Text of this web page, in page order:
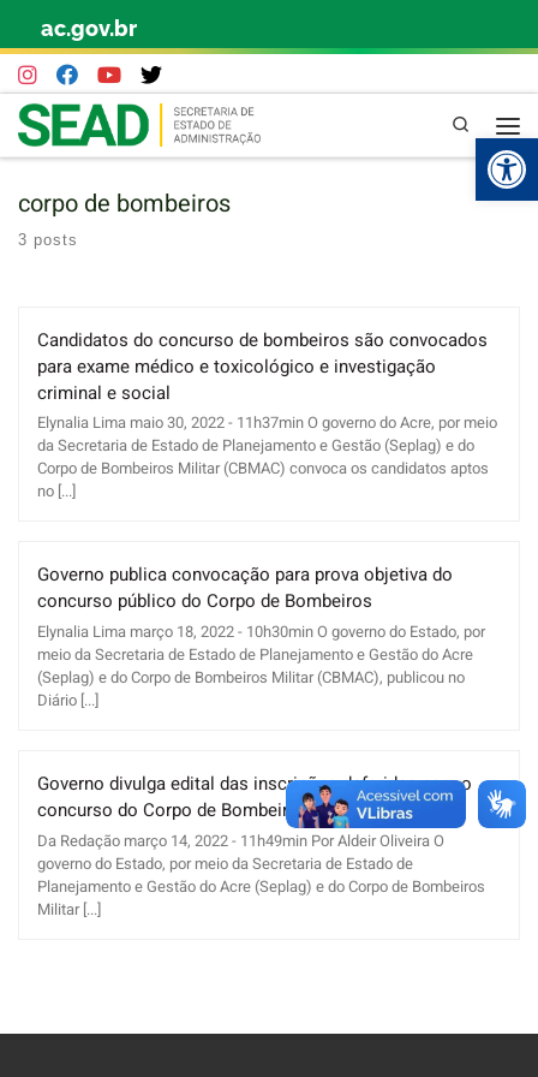
Skip to content
ac.gov.br
Pesquisa
corpo de bombeiros
3 posts
Candidatos do concurso de bombeiros são convocados
para exame médico e toxicológico e investigação
criminal e social
Elynalia Lima maio 30, 2022 - 11h37min O governo do Acre, por meio
da Secretaria de Estado de Planejamento e Gestão (Seplag) e do
Corpo de Bombeiros Militar (CBMAC) convoca os candidatos aptos
no [...]
Governo publica convocação para prova objetiva do
concurso público do Corpo de Bombeiros
Elynalia Lima março 18, 2022 - 10h30min O governo do Estado, por
meio da Secretaria de Estado de Planejamento e Gestão do Acre
(Seplag) e do Corpo de Bombeiros Militar (CBMAC), publicou no
Diário [...]
Governo divulga edital das inscrições deferidas para o
concurso do Corpo de Bombeiros Militar do Acre
Da Redação março 14, 2022 - 11h49min Por Aldeir Oliveira O
governo do Estado, por meio da Secretaria de Estado de
Planejamento e Gestão do Acre (Seplag) e do Corpo de Bombeiros
Militar [...]